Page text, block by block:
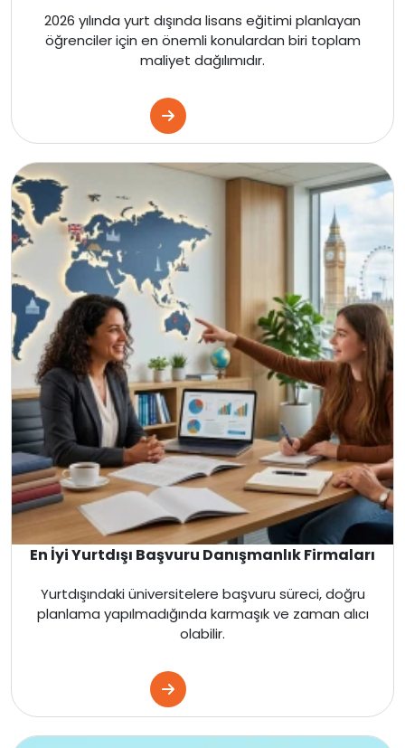
Fransa
2026 yılında yurt dışında lisans eğitimi planlayan
öğrenciler için en önemli konulardan biri toplam
maliyet dağılımıdır.
En İyi Yurtdışı Başvuru Danışmanlık Firmaları
Yurtdışındaki üniversitelere başvuru süreci, doğru
planlama yapılmadığında karmaşık ve zaman alıcı
olabilir.